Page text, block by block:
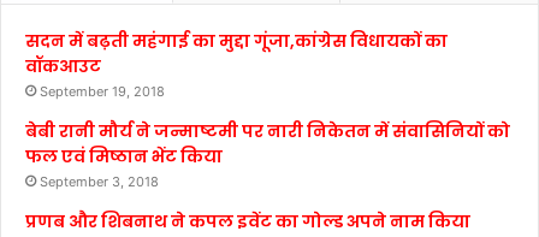
सदन में बढ़ती महंगाई का मुद्दा गूंजा,कांग्रेस विधायकों का
वॉकआउट
September 19, 2018
बेबी रानी मौर्य ने जन्माष्टमी पर नारी निकेतन में संवासिनियों को
फल एवं मिष्ठान भेंट किया
September 3, 2018
प्रणब और शिबनाथ ने कपल इवेंट का गोल्ड अपने नाम किया